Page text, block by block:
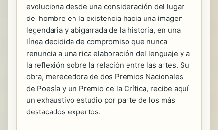
evoluciona desde una consideración del lugar
del hombre en la existencia hacia una imagen
legendaria y abigarrada de la historia, en una
línea decidida de compromiso que nunca
renuncia a una rica elaboración del lenguaje y a
la reflexión sobre la relación entre las artes. Su
obra, merecedora de dos Premios Nacionales
de Poesía y un Premio de la Crítica, recibe aquí
un exhaustivo estudio por parte de los más
destacados expertos.